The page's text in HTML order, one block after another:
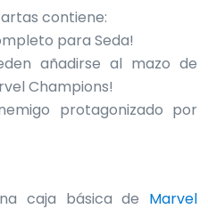
contiene:
para Seda!
añadirse al mazo de
Champions!
protagonizado por
caja básica de Marvel